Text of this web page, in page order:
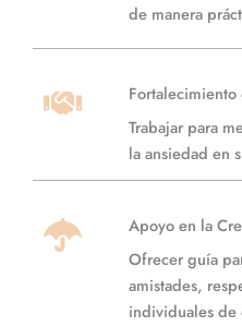
de manera
Trabajar para
la ansiedad en
Apoyo en la
Ofrecer guía
amistades,
individuales de